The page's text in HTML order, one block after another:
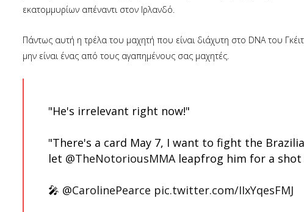
εκατομμυρίων απέναντι στον Ιρλανδό.
Πάντως αυτή η τρέλα του μαχητή που είναι διάχυτη στο DNA του
μην είναι ένας από τους αγαπημένους σας μαχητές.
"He's irrelevant right now!"
"There's a card May 7, I want to fight the
let @TheNotoriousMMAleapfrog him for a shot
🎤 @CarolinePearce pic.twitter.com/IIxYqesFMJ